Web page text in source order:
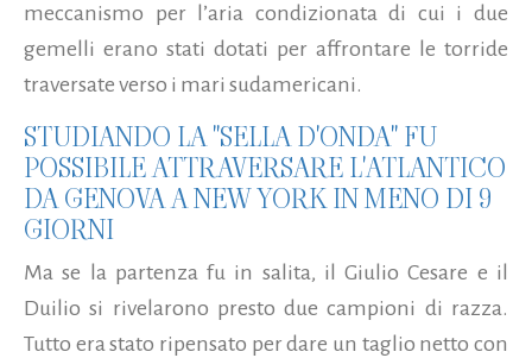
meccanismo per l’aria condizionata di cui i due
gemelli erano stati dotati per affrontare le torride
traversate verso i mari sudamericani.
STUDIANDO LA "SELLA D'ONDA" FU
POSSIBILE ATTRAVERSARE L'ATLANTICO
DA GENOVA A NEW YORK IN MENO DI 9
GIORNI
Ma se la partenza fu in salita, il Giulio Cesare e il
Duilio si rivelarono presto due campioni di razza.
Tutto era stato ripensato per dare un taglio netto con